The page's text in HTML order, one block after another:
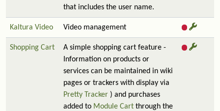
that includes the user name.
Kaltura Video Video management
Shopping Cart
A simple shopping cart feature -
Information on products or
services can be maintained in wiki
pages or trackers with display via
Pretty Tracker ) and purchases
added to Module Cart through the